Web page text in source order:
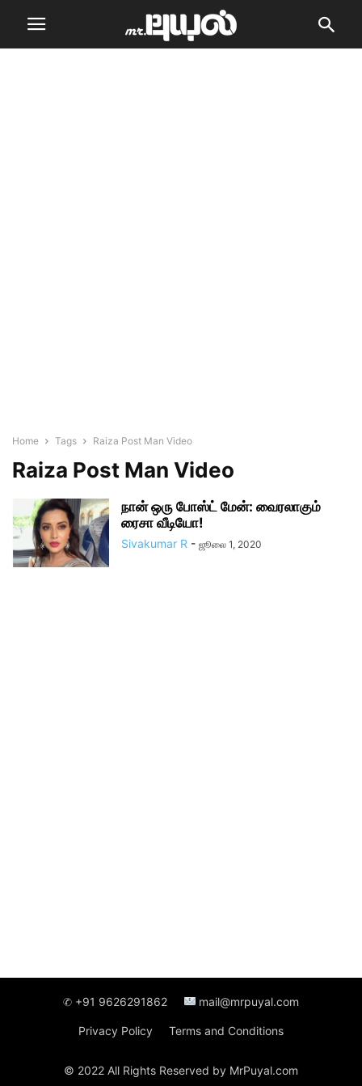
Home Tags Raiza Post Man Video
Raiza Post Man Video
நான் ஒரு போஸ்ட் மேன்: வைரலாகும்
ரைசா வீடியோ!
Sivakumar R - ஜூலை 1, 2020
✆ +91 9626291862 mail@mrpuyal.com
Privacy Policy Terms and Conditions
© 2022 All Rights Reserved by MrPuyal.com